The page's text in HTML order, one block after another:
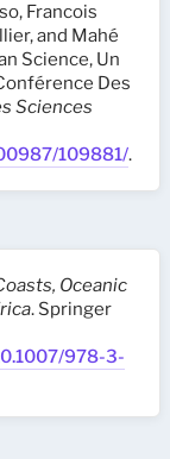
Francois
and Mahé
Science, Un
Des
Sciences
109881/.
Oceanic
. Springer
978-3-